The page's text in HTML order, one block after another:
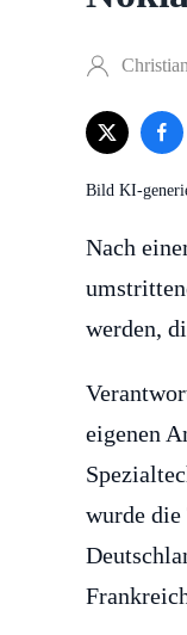
Bild KI-
Nach
werden,
eigenen
wurde